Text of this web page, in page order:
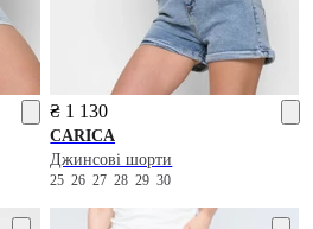
₴ 1 130
CARICA
Джинсові шорти
252627282930